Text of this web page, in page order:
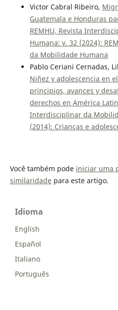
Victor Cabral Ribeiro,
Guatemala e Honduras
REMHU, Revista
Humana: v. 32 (2024):
da Mobilidade Humana
Pablo Ceriani Cernadas,
Niñez y adolescencia en
principios, avances y
derechos en América
Interdisciplinar da
(2014): Crianças e
Você também pode iniciar uma
similaridadepara este artigo.
Idioma
English
Español
Italiano
Português